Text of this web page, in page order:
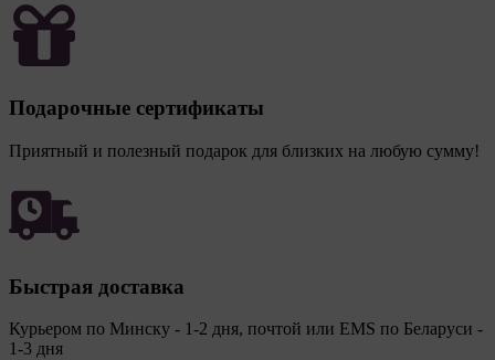
Подарочные сертификаты
Приятный и полезный подарок для близких на любую сумму!
Быстрая доставка
Курьером по Минску - 1-2 дня, почтой или EMS по Беларуси -
1-3 дня
страницы и принимать меры по совершенствованию
работы сайта исходя из предпочтений пользователей.
14. Помимо настроек файлов cookie на сайте
отклонить сбор всех или некоторых файлов cookie в
При этом, некоторые браузеры позволяют посещать
ограничить хранимый на компьютере объем
информации и автоматически удалять сессионные
файлы cookie. Кроме того, субъект персональных
cookie выбрав соответствующую опцию в истории
браузера.
Подробнее о параметрах управления можно